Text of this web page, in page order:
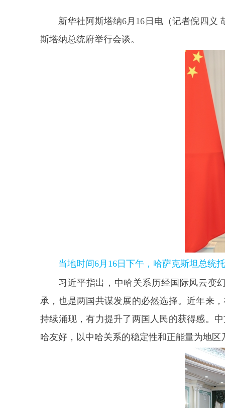
新华社阿斯塔纳6月16日电（记者倪四义
斯塔纳总统府举行会谈。
当地时间6月16日下午，哈萨克斯坦总统
习近平指出，中哈关系历经国际风云变
承，也是两国共谋发展的必然选择。近年来
持续涌现，有力提升了两国人民的获得感。
哈友好，以中哈关系的稳定性和正能量为地